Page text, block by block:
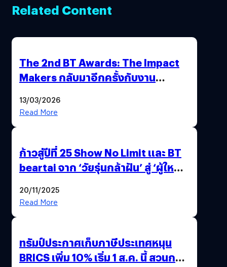
Related Content
The 2nd BT Awards: The Impact
Makers กลับมาอีกครั้งกับงาน
เปลี่ยนแปลงเพื่อความยั่งยืน
13/03/2026
Read More
ก้าวสู่ปีที่ 25 Show No Limit และ BT
beartai จาก ‘วัยรุ่นกล้าฝัน’ สู่ ‘ผู้ใหญ่
20/11/2025
Read More
ทรัมป์ประกาศเก็บภาษีประเทศหนุน
BRICS เพิ่ม 10% เริ่ม 1 ส.ค. นี้ สวนกลับ